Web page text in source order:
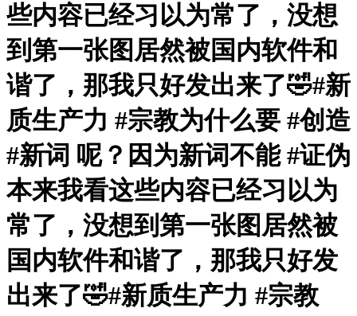
些内容已经习以为常了，没想
到第一张图居然被国内软件和
谐了，那我只好发出来了🤣#新
质生产力 #宗教为什么要 #创造
#新词 呢？因为新词不能 #证伪
本来我看这些内容已经习以为
常了，没想到第一张图居然被
国内软件和谐了，那我只好发
出来了🤣#新质生产力 #宗教